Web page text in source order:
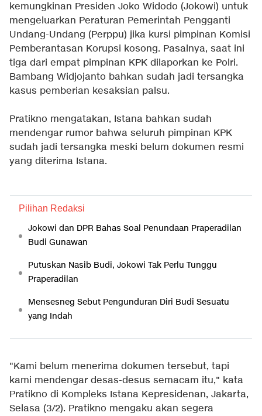
kemungkinan Presiden Joko Widodo (Jokowi) untuk
mengeluarkan Peraturan Pemerintah Pengganti
Undang-Undang (Perppu) jika kursi pimpinan Komisi
Pemberantasan Korupsi kosong. Pasalnya, saat ini
tiga dari empat pimpinan KPK dilaporkan ke Polri.
Bambang Widjojanto bahkan sudah jadi tersangka
kasus pemberian kesaksian palsu.
Pratikno mengatakan, Istana bahkan sudah
mendengar rumor bahwa seluruh pimpinan KPK
sudah jadi tersangka meski belum dokumen resmi
yang diterima Istana.
Pilihan Redaksi
Jokowi dan DPR Bahas Soal Penundaan Praperadilan
Budi Gunawan
Putuskan Nasib Budi, Jokowi Tak Perlu Tunggu
Praperadilan
Mensesneg Sebut Pengunduran Diri Budi Sesuatu
yang Indah
"Kami belum menerima dokumen tersebut, tapi
kami mendengar desas-desus semacam itu," kata
Pratikno di Kompleks Istana Kepresidenan, Jakarta,
Selasa (3/2). Pratikno mengaku akan segera